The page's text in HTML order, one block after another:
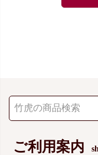
ご利用案内